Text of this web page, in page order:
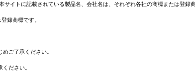
サイトに記載されている製品名、会社名は、それぞれ各社の商標または登録商
録商標です。
ご了承ください。
ださい。